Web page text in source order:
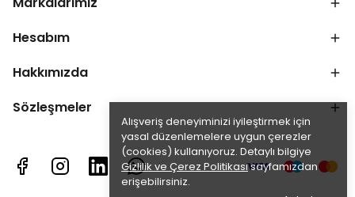
Alışveriş deneyiminizi iyileştirmek için
yasal düzenlemelere uygun çerezler
(cookies) kullanıyoruz. Detaylı bilgiye
Gizlilik ve Çerez Politikasısayfamızdan
erişebilirsiniz.
Hesabım
Hakkımızda
Sözleşmeler